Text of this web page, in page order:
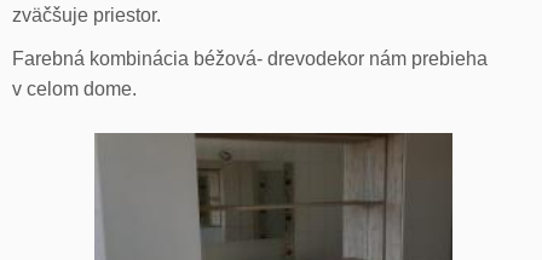
zväčšuje priestor.
Farebná kombinácia béžová- drevodekor nám prebieha
v celom dome.